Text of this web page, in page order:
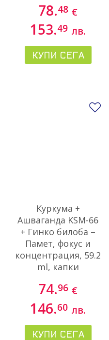
78.48 €
153.49 лв.
КУПИ СЕГА
Куркума +
Ашваганда KSM-66
+ Гинко билоба –
Памет, фокус и
концентрация, 59.2
ml, капки
74.96 €
146.60 лв.
КУПИ СЕГА